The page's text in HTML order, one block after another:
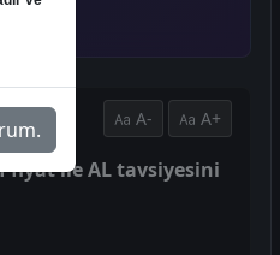
A- A+
fiyat ile AL tavsiyesini
ve Kabul ediyorum.